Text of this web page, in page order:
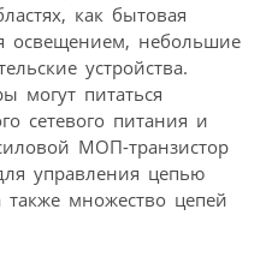
как бытовая
освещением, небольшие
устройства.
могут питаться
сетевого питания и
МОП-транзистор
управления цепью
множество цепей